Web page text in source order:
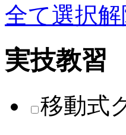
全て選択解
実技教習
移動式